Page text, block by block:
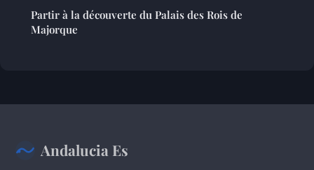
Partir à la découverte du Palais des Rois de
Majorque
Andalucia Es